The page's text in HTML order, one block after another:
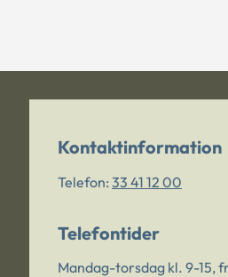
Kontaktinformation
Telefon: 33 41 12 00
Telefontider
Mandag-torsdag kl. 9-15,